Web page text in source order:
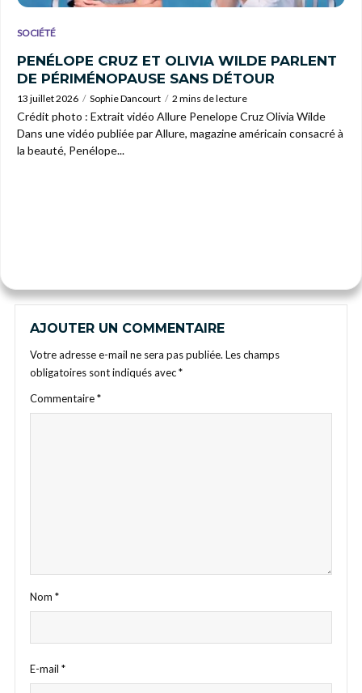
SOCIÉTÉ
PENÉLOPE CRUZ ET OLIVIA WILDE PARLENT
DE PÉRIMÉNOPAUSE SANS DÉTOUR
13 juillet 2026 Sophie Dancourt 2 mins de lecture
Crédit photo : Extrait vidéo Allure Penelope Cruz Olivia Wilde
Dans une vidéo publiée par Allure, magazine américain consacré à
la beauté, Penélope...
AJOUTER UN COMMENTAIRE
Votre adresse e-mail ne sera pas publiée. Les champs
obligatoires sont indiqués avec*
Commentaire*
Nom *
E-mail *